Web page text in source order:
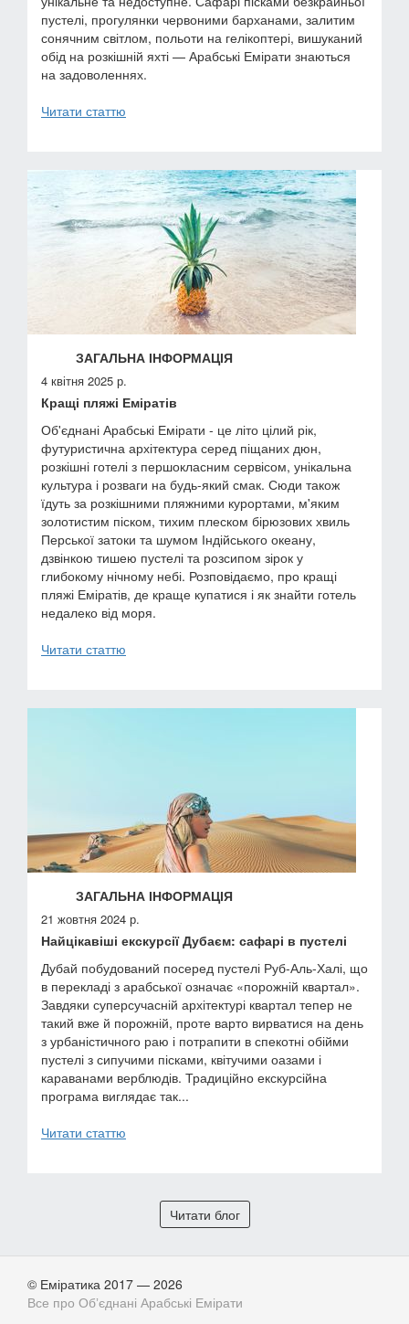
пустелі, прогулянки червоними барханами, залитим
сонячним світлом, польоти на гелікоптері, вишуканий
обід на розкішній яхті — Арабські Емірати знаються
на задоволеннях.
Читати статтю
ЗАГАЛЬНА ІНФОРМАЦІЯ
4 квітня 2025 р.
Кращі пляжі Еміратів
Об'єднані Арабські Емірати - це літо цілий рік,
футуристична архітектура серед піщаних дюн,
розкішні готелі з першокласним сервісом, унікальна
культура і розваги на будь-який смак. Сюди також
їдуть за розкішними пляжними курортами, м'яким
золотистим піском, тихим плеском бірюзових хвиль
Перської затоки та шумом Індійського океану,
дзвінкою тишею пустелі та розсипом зірок у
глибокому нічному небі. Розповідаємо, про кращі
пляжі Еміратів, де краще купатися і як знайти готель
недалеко від моря.
Читати статтю
ЗАГАЛЬНА ІНФОРМАЦІЯ
21 жовтня 2024 р.
Найцікавіші екскурсії Дубаєм: сафарі в пустелі
Дубай побудований посеред пустелі Руб-Аль-Халі, що
в перекладі з арабської означає «порожній квартал».
Завдяки суперсучасній архітектурі квартал тепер не
такий вже й порожній, проте варто вирватися на день
з урбаністичного раю і потрапити в спекотні обійми
пустелі з сипучими пісками, квітучими оазами і
караванами верблюдів. Традиційно екскурсійна
програма виглядає так...
Читати статтю
Читати блог
© Еміратика 2017 — 2026
Все про Обʼєднані Арабські Емірати